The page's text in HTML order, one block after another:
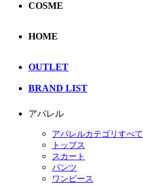
COSME
HOME
OUTLET
BRAND LIST
アパレル
アパレルカテゴリすべて
トップス
スカート
パンツ
ワンピース